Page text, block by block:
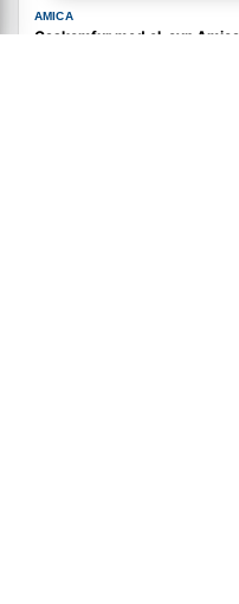
AMICA
Gaskomfur med el-ovn Amica